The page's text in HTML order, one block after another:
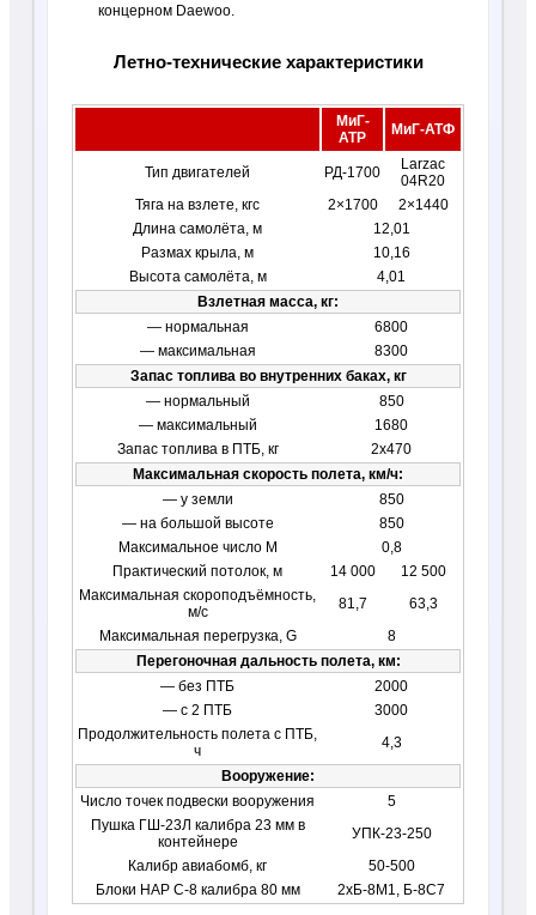
концерном Daewoo.
Летно-технические характеристики
МиГ-
АТР
МиГ-АТФ
Тип двигателей РД-1700
Larzac
04R20
Тяга на взлете, кгс
2×1700
2×1440
Длина самолёта, м
12,01
Размах крыла, м
10,16
Высота самолёта, м
4,01
Взлетная масса, кг:
— нормальная
6800
— максимальная
8300
Запас топлива во внутренних баках, кг
— нормальный
850
— максимальный
1680
Запас топлива в ПТБ, кг
2х470
Максимальная скорость полета, км/ч:
— у земли
850
— на большой высоте
850
Максимальное число М
0,8
Практический потолок, м
14 000
12 500
Максимальная скороподъёмность,
м/с
81,7
63,3
Максимальная перегрузка, G
8
Перегоночная дальность полета, км:
— без ПТБ
2000
— с 2 ПТБ
3000
Продолжительность полета с ПТБ,
ч
4,3
Вооружение:
Число точек подвески вооружения
5
Пушка ГШ-23Л калибра 23 мм в
контейнере
УПК-23-250
Калибр авиабомб, кг
50-500
Блоки НАР С-8 калибра 80 мм
2хБ-8М1, Б-8С7